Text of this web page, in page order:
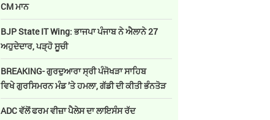
CM ਮਾਨ
BJP State IT Wing: ਭਾਜਪਾ ਪੰਜਾਬ ਨੇ ਐਲਾਨੇ 27
ਅਹੁਦੇਦਾਰ, ਪੜ੍ਹੋ ਸੂਚੀ
BREAKING- ਗੁਰਦੁਆਰਾ ਸ੍ਰੀ ਪੰਜੋਖੜਾ ਸਾਹਿਬ
ਵਿਖੇ ਗੁਰਸਿਮਰਨ ਮੰਡ ’ਤੇ ਹਮਲਾ, ਗੱਡੀ ਦੀ ਕੀਤੀ ਭੰਨਤੋੜ
ADC ਵੱਲੋਂ ਫਰਮ ਵੀਜ਼ਾ ਪੈਲੇਸ ਦਾ ਲਾਇਸੰਸ ਰੱਦ